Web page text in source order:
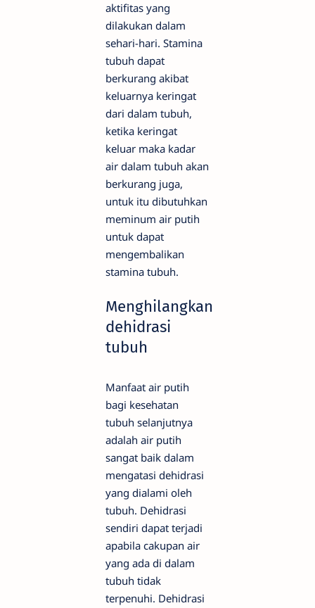
aktifitas yang
dilakukan dalam
sehari-hari. Stamina
tubuh dapat
berkurang akibat
keluarnya keringat
dari dalam tubuh,
ketika keringat
keluar maka kadar
air dalam tubuh akan
berkurang juga,
untuk itu dibutuhkan
meminum air putih
untuk dapat
mengembalikan
stamina tubuh.
Menghilangkan
dehidrasi
tubuh
Manfaat air putih
bagi kesehatan
tubuh selanjutnya
adalah air putih
sangat baik dalam
mengatasi dehidrasi
yang dialami oleh
tubuh. Dehidrasi
sendiri dapat terjadi
apabila cakupan air
yang ada di dalam
tubuh tidak
terpenuhi. Dehidrasi